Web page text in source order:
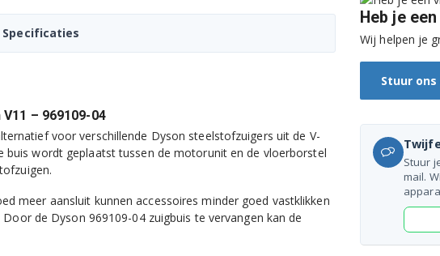
Specificaties
– 969109-04
voor verschillende Dyson steelstofzuigers uit de V-
buis wordt geplaatst tussen de motorunit en de vloerborstel
meer aansluit kunnen accessoires minder goed vastklikken
de Dyson 969109-04 zuigbuis te vervangen kan de
Heb je
Wij helpen je
Stuur
Stuur
mail.